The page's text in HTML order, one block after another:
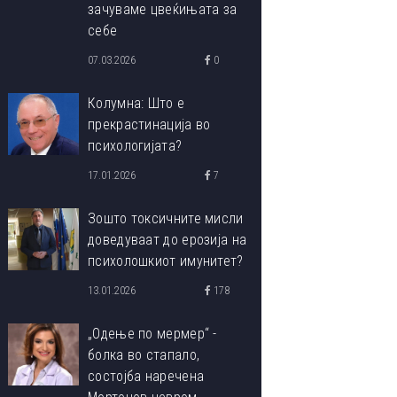
зачуваме цвеќињата за
себе
07.03.2026 0
Колумна: Што е
прекрастинација во
психологијата?
17.01.2026 7
Зошто токсичните мисли
доведуваат до ерозија на
психолошкиот имунитет?
13.01.2026 178
„Одење по мермер“ -
болка во стапало,
состојба наречена